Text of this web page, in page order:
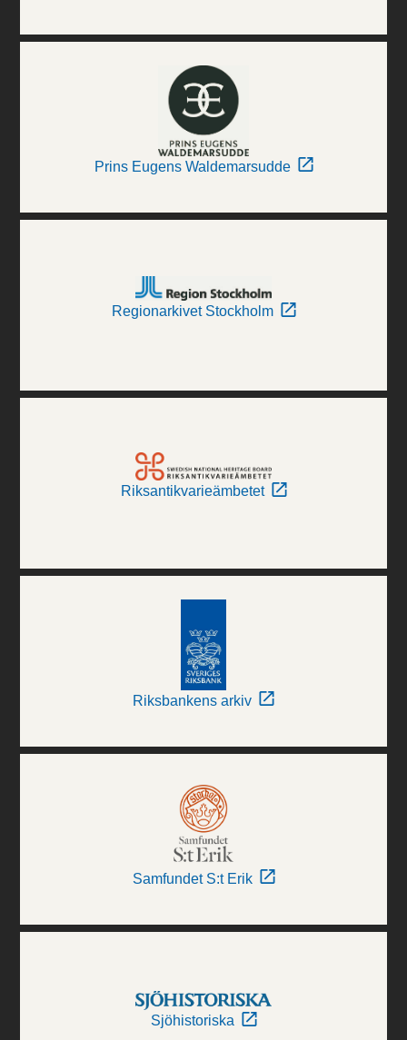
Prins Eugens Waldemarsudde
Regionarkivet Stockholm
Riksantikvarieämbetet
Riksbankens arkiv
Samfundet S:t Erik
Sjöhistoriska